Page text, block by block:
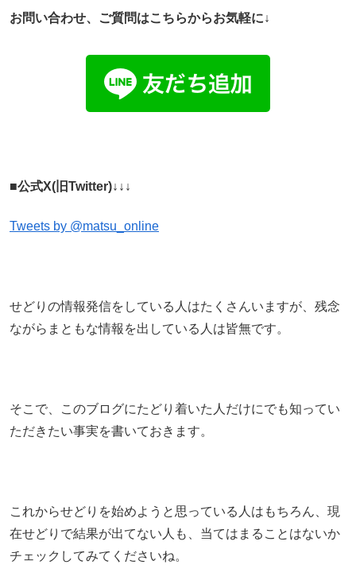
お問い合わせ、ご質問はこちらからお気軽に↓
■公式X(旧Twitter)↓↓↓
Tweets by @matsu_online
せどりの情報発信をしている人はたくさんいますが、残念
ながらまともな情報を出している人は皆無です。
そこで、このブログにたどり着いた人だけにでも知ってい
ただきたい事実を書いておきます。
これからせどりを始めようと思っている人はもちろん、現
在せどりで結果が出てない人も、当てはまることはないか
チェックしてみてくださいね。